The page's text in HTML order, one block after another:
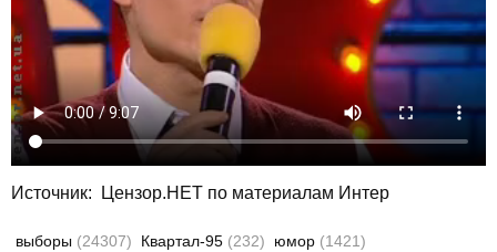
Источник: Цензор.НЕТ по материалам Интер
выборы (24307) Квартал-95 (232) юмор (1421)